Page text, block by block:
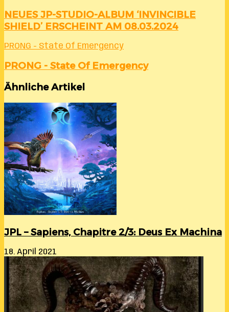
NEUES JP-STUDIO-ALBUM ‘INVINCIBLE
SHIELD’ ERSCHEINT AM 08.03.2024
PRONG - State Of Emergency
PRONG - State Of Emergency
Ähnliche Artikel
JPL – Sapiens, Chapitre 2/3: Deus Ex Machina
18. April 2021